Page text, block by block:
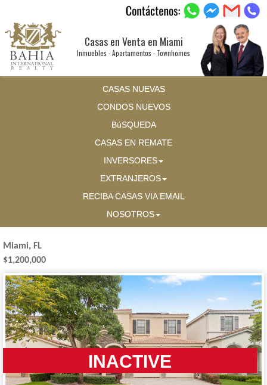
Casas en Venta en Miami
Inmuebles - Apartamentos - Townhomes
CASAS NUEVAS
CONDOS NUEVOS
BúSQUEDA
CASAS EN REMATE
INVERSORES
EXTRANJEROS
RECIBA CASAS VIA EMAIL
NOSOTROS
Miami, FL
$1,200,000
INACTIVE